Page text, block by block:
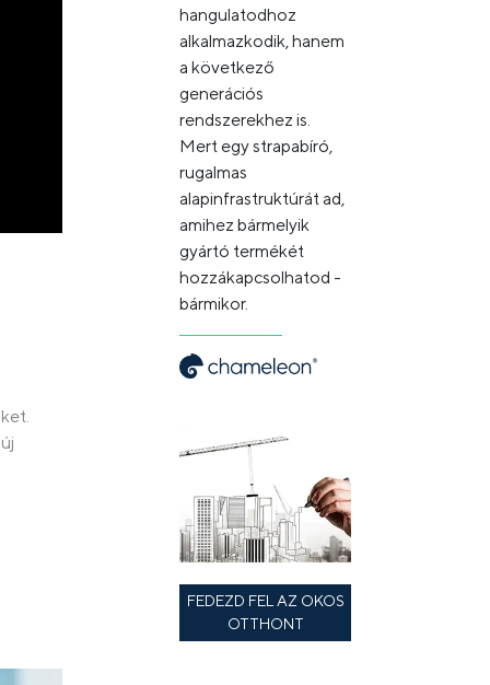
hangulatodhoz
alkalmazkodik, hanem
a következő
generációs
rendszerekhez is.
Mert egy strapabíró,
rugalmas
alapinfrastruktúrát ad,
amihez bármelyik
gyártó termékét
hozzákapcsolhatod -
bármikor.
FEDEZD FEL AZ OKOS
OTTHONT